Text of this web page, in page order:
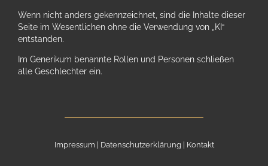
Wenn nicht anders gekennzeichnet, sind die Inhalte dieser
Seite im Wesentlichen ohne die Verwendung von „KI“
entstanden.
Im Generikum benannte Rollen und Personen schließen
alle Geschlechter ein.
Impressum Datenschutzerklärung Kontakt